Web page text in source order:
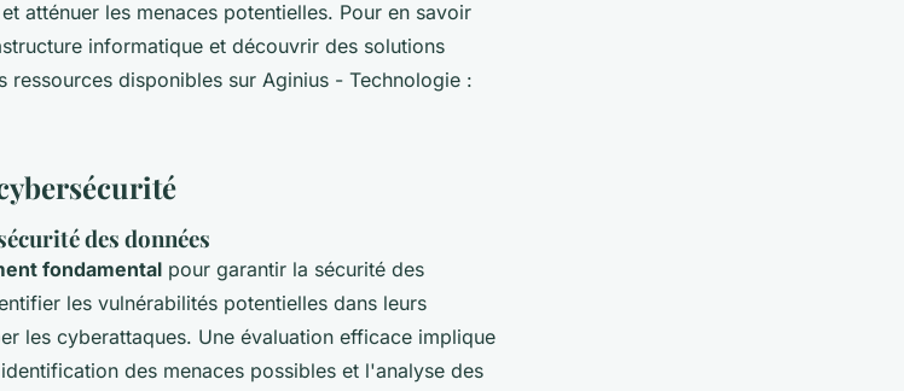
atténuer les menaces potentielles. Pour en savoir
informatique et découvrir des solutions
ressources disponibles sur Aginius - Technologie :
des données
fondamental pour garantir la sécurité des
les vulnérabilités potentielles dans leurs
les cyberattaques. Une évaluation efficace implique
des menaces possibles et l'analyse des